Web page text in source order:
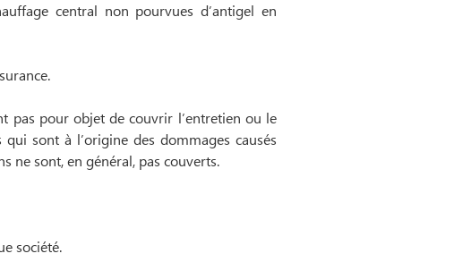
central non pourvues d’antigel en
pas pour objet de couvrir l’entretien ou le
sont à l’origine des dommages causés
ne sont, en général, pas couverts.
société.